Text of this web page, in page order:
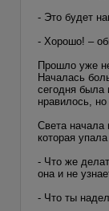
- Это будет
- Хорошо! –
Прошло уже
Началась
сегодня была
нравилось,
Света начала
которая
- Что же
она и не
- Что ты